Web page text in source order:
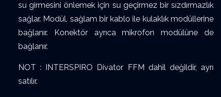
su girmesini önlemek için su geçirmez bir sızdırmazlık
sağlar. Modül, sağlam bir kablo ile kulaklık modüllerine
bağlanır. Konektör ayrıca mikrofon modülüne de
bağlanır.
NOT : INTERSPIRO Divator FFM dahil değildir, ayrı
satılır.